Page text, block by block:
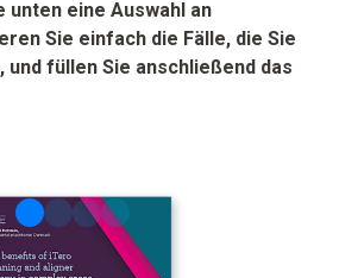
unten eine Auswahl an
Sie einfach die Fälle, die Sie
füllen Sie anschließend das